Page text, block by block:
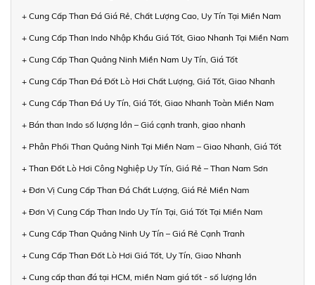
+ Cung Cấp Than Đá Giá Rẻ, Chất Lượng Cao, Uy Tín Tại Miền Nam
+ Cung Cấp Than Indo Nhập Khẩu Giá Tốt, Giao Nhanh Tại Miền Nam
+ Cung Cấp Than Quảng Ninh Miền Nam Uy Tín, Giá Tốt
+ Cung Cấp Than Đá Đốt Lò Hơi Chất Lượng, Giá Tốt, Giao Nhanh
+ Cung Cấp Than Đá Uy Tín, Giá Tốt, Giao Nhanh Toàn Miền Nam
+ Bán than Indo số lượng lớn – Giá cạnh tranh, giao nhanh
+ Phân Phối Than Quảng Ninh Tại Miền Nam – Giao Nhanh, Giá Tốt
+ Than Đốt Lò Hơi Công Nghiệp Uy Tín, Giá Rẻ – Than Nam Sơn
+ Đơn Vị Cung Cấp Than Đá Chất Lượng, Giá Rẻ Miền Nam
+ Đơn Vị Cung Cấp Than Indo Uy Tín Tại, Giá Tốt Tại Miền Nam
+ Cung Cấp Than Quảng Ninh Uy Tín – Giá Rẻ Cạnh Tranh
+ Cung Cấp Than Đốt Lò Hơi Giá Tốt, Uy Tín, Giao Nhanh
+ Cung cấp than đá tại HCM, miền Nam giá tốt - số lượng lớn